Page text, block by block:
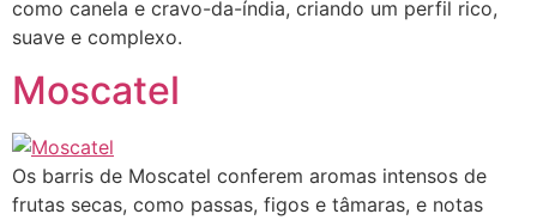
como canela e cravo-da-índia, criando um perfil rico,
suave e complexo.
Moscatel
Os barris de Moscatel conferem aromas intensos de
frutas secas, como passas, figos e tâmaras, e notas